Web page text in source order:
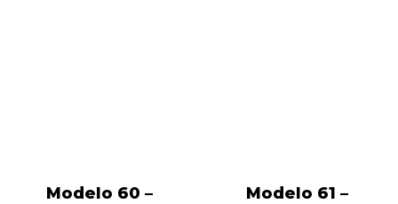
Modelo 60 –
Modelo 61 –